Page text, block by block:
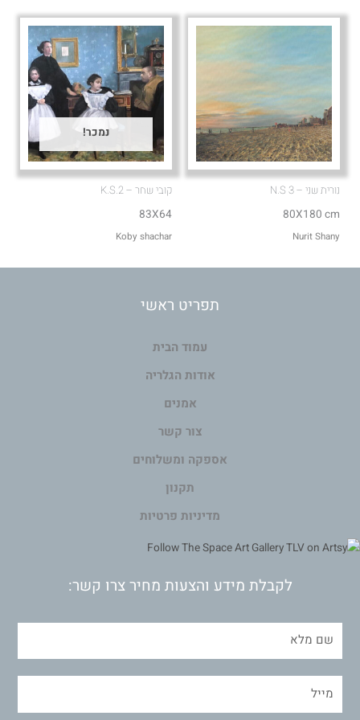
נורית שני – N.S 3
80X180 cm
Nurit Shany
נמכר!
קובי שחר – K.S.2
83X64
Koby shachar
תפריט ראשי
עמוד הבית
אודות הגלריה
אמנים
צור קשר
אספקה ומשלוחים
תקנון
מדיניות פרטיות
לקבלת מידע והצעות מחיר צרו קשר: